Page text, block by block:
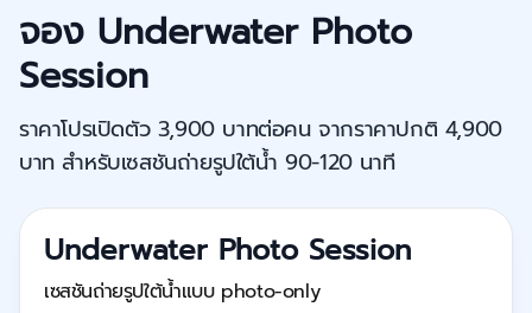
จอง Underwater Photo
Session
ราคาโปรเปิดตัว 3,900 บาทต่อคน จากราคาปกติ 4,900
บาท สำหรับเซสชันถ่ายรูปใต้น้ำ 90-120 นาที
Underwater Photo Session
เซสชันถ่ายรูปใต้น้ำแบบ photo-only